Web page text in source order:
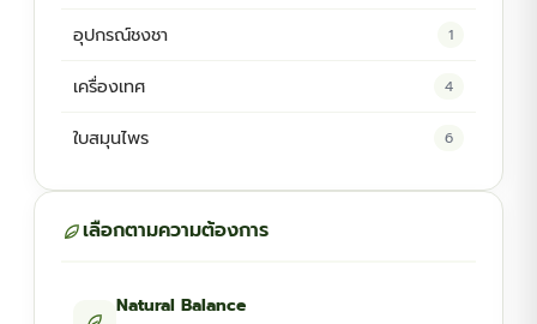
อุปกรณ์ชงชา 1
เครื่องเทศ 4
ใบสมุนไพร 6
เลือกตามความต้องการ
Natural Balance